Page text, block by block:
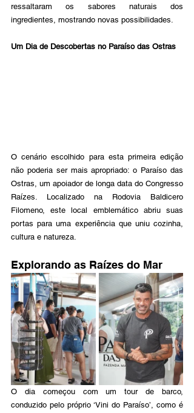
ressaltaram os sabores naturais dos
ingredientes, mostrando novas possibilidades.
Um Dia de Descobertas no Paraíso das Ostras
O cenário escolhido para esta primeira edição
não poderia ser mais apropriado: o Paraíso das
Ostras, um apoiador de longa data do Congresso
Raízes. Localizado na Rodovia Baldicero
Filomeno, este local emblemático abriu suas
portas para uma experiência que uniu cozinha,
cultura e natureza.
Explorando as Raízes do Mar
O dia começou com um tour de barco,
conduzido pelo próprio ‘Vini do Paraíso’, como é